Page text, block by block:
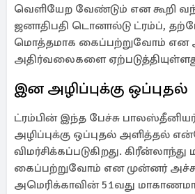
வெளியேற வேண்டும் என கூறி
ஜனாதிபதி டொனால்டு ட்ரம்ப்,
மொத்தமாக கைப்பற்றுவோம் என
அதிர்வலைகளை
இன அழிப்புக்கு ஒப்புதல்
ட்ரம்பின் இந்த பேச்சு
அழிப்புக்கு ஒப்புதல் அளித்தல்
விமர்சிக்கப்படுகிறது.
கைப்பற்றுவோம் என முன்னர்
அமெரிக்காவின் 51வது